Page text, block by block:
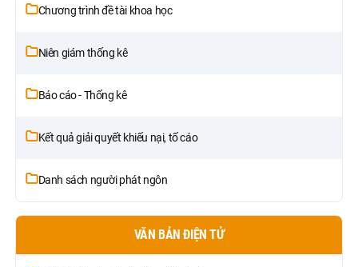
Chương trình đề tài khoa học
Niên giám thống kê
Báo cáo - Thống kê
Kết quả giải quyết khiếu nại, tố cáo
Danh sách người phát ngôn
VĂN BẢN ĐIỆN TỬ